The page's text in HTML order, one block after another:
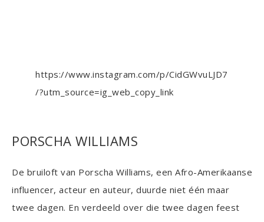
https://www.instagram.com/p/CidGWvuLJD7
/?utm_source=ig_web_copy_link
PORSCHA WILLIAMS
De bruiloft van Porscha Williams, een Afro-Amerikaanse
influencer, acteur en auteur, duurde niet één maar
twee dagen. En verdeeld over die twee dagen feest